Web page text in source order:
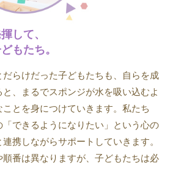
して、
もたち。
らけだった子どもたちも、自らを成
、まるでスポンジが水を吸い込むよ
とを身につけていきます。私たち
できるようになりたい」という心の
携しながらサポートしていきます。
番は異なりますが、子どもたちは必